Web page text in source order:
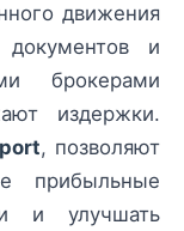
движения
документов и
брокерами
издержки.
, позволяют
прибыльные
и улучшать